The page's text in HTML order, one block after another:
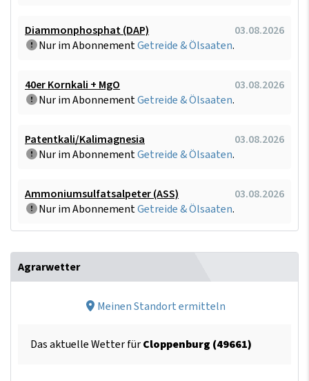
Diammonphosphat (DAP)
03.08.2026
Nur im AbonnementGetreide & Ölsaaten.
40er Kornkali + MgO
03.08.2026
Nur im AbonnementGetreide & Ölsaaten.
Patentkali/Kalimagnesia
03.08.2026
Nur im AbonnementGetreide & Ölsaaten.
Ammoniumsulfatsalpeter (ASS)
03.08.2026
Nur im AbonnementGetreide & Ölsaaten.
Agrarwetter
Meinen Standort ermitteln
Das aktuelle Wetter fürCloppenburg (49661)